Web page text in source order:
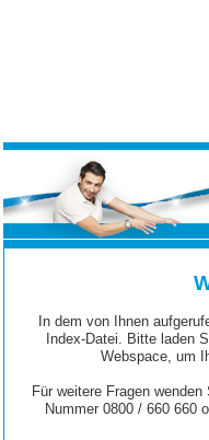
In dem von Ihnen
Index-Datei. Bitte laden
Webspace, um
Für weitere Fragen
Nummer 0800 / 660 660